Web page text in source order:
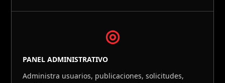
◎
PANEL ADMINISTRATIVO
Administra usuarios, publicaciones, solicitudes,